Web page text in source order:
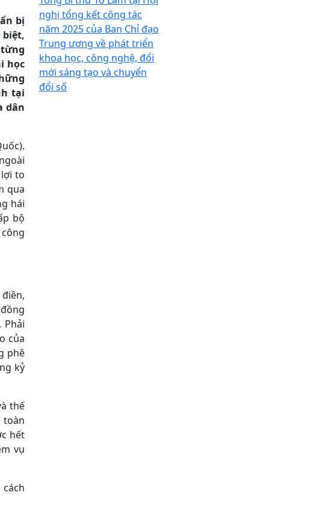
bị
biệt,
học
tại
dân
to
qua
hái
bộ
của
phê
kỷ
thế
toàn
hết
vụ
nghị tổng kết công tác
năm 2025 của Ban Chỉ đạo
Trung ương về phát triển
khoa học, công nghệ, đổi
mới sáng tạo và chuyển
đổi số